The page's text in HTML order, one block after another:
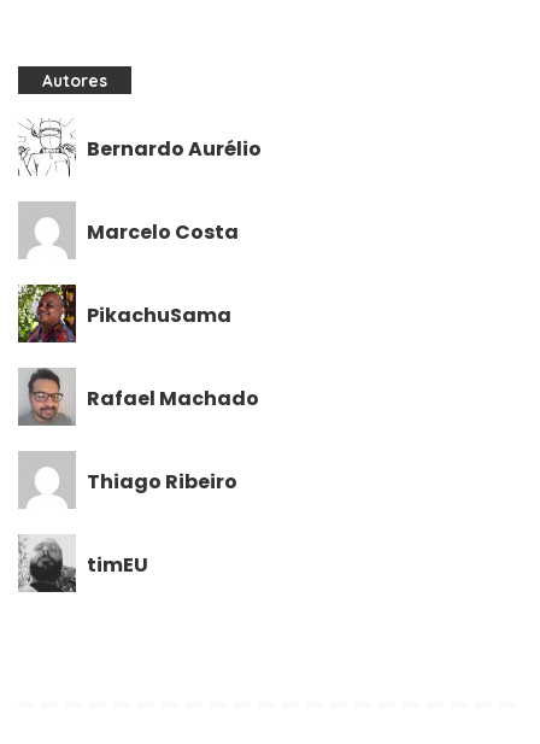
Autores
Bernardo Aurélio
Marcelo Costa
PikachuSama
Rafael Machado
Thiago Ribeiro
timEU